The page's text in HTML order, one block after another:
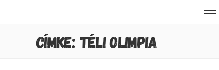
CÍMKE: TÉLI OLIMPIA